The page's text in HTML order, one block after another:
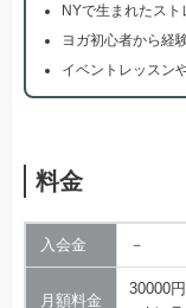
NYで生まれたス
ヨガ初心者から経
イベントレッスン
料金
入会金 －
月額料金
30000